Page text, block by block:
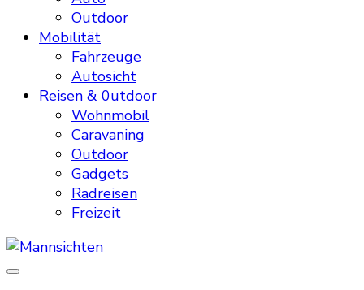
Outdoor
Mobilität
Fahrzeuge
Autosicht
Reisen & 0utdoor
Wohnmobil
Caravaning
Outdoor
Gadgets
Radreisen
Freizeit
Mannsichten